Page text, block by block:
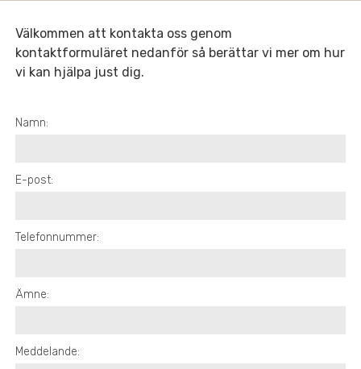
Välkommen att kontakta oss genom
kontaktformuläret nedanför så berättar vi mer om hur
vi kan hjälpa just dig.
Namn:
E-post:
Telefonnummer:
Ämne:
Meddelande: